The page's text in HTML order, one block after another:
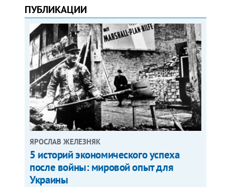
ПУБЛИКАЦИИ
ЯРОСЛАВ ЖЕЛЕЗНЯК
5 историй экономического успеха
после войны: мировой опыт для
Украины